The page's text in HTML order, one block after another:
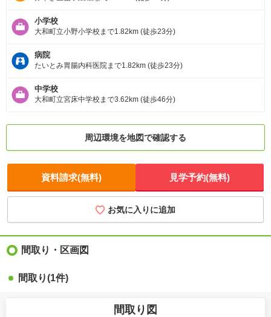
小学校
大和町立小野小学校まで1.82km (徒歩23分)
病院
たいとみ胃腸内科医院まで1.82km (徒歩23分)
中学校
大和町立宮床中学校まで3.62km (徒歩46分)
周辺環境を地図で確認する
資料請求(無料) 見学予約(無料)
お気に入りに追加
間取り・区画図
間取り(1件)
間取り図